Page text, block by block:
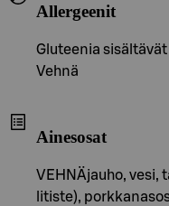
Allergeenit
Gluteenia
Vehnä
Ainesosat
VEHNÄjauho, vesi,
litiste),